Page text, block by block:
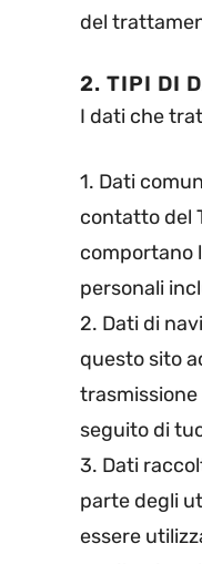
del
2. TIPI DI
I dati che
1. Dati
contatto del
comportano
personali
2. Dati di
questo sito
trasmissione
seguito di
3. Dati
parte degli
essere